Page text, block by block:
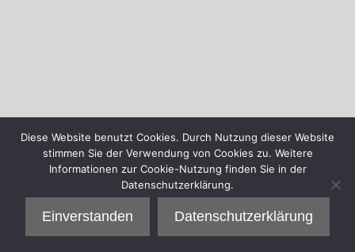
Diese Website benutzt Cookies. Durch Nutzung dieser Website
stimmen Sie der Verwendung von Cookies zu. Weitere
Informationen zur Cookie-Nutzung finden Sie in der
Datenschutzerklärung.
Einverstanden Datenschutzerklärung